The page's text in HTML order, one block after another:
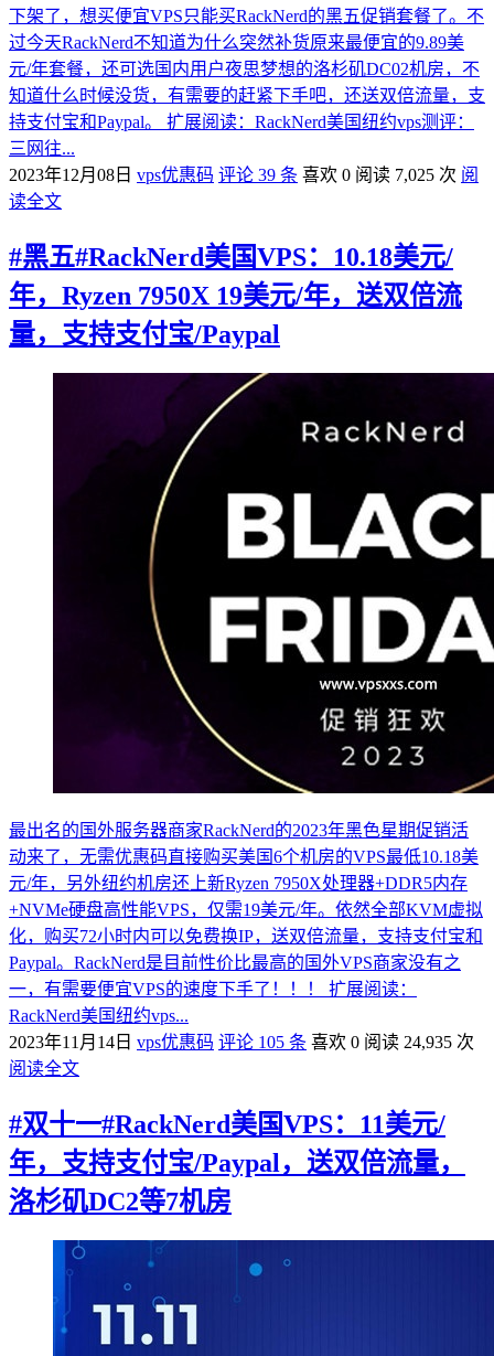
下架了，想买便宜VPS只能买RackNerd的黑五促销套餐了。不
过今天RackNerd不知道为什么突然补货原来最便宜的9.89美
元/年套餐，还可选国内用户夜思梦想的洛杉矶DC02机房，不
知道什么时候没货，有需要的赶紧下手吧，还送双倍流量，支
持支付宝和Paypal。 扩展阅读：RackNerd美国纽约vps测评：
三网往...
2023年12月08日 vps优惠码 评论 39 条 喜欢 0 阅读 7,025 次 阅
读全文
#黑五#RackNerd美国VPS：10.18美元/
年，Ryzen 7950X 19美元/年，送双倍流
量，支持支付宝/Paypal
最出名的国外服务器商家RackNerd的2023年黑色星期促销活
动来了，无需优惠码直接购买美国6个机房的VPS最低10.18美
元/年，另外纽约机房还上新Ryzen 7950X处理器+DDR5内存
+NVMe硬盘高性能VPS，仅需19美元/年。依然全部KVM虚拟
化，购买72小时内可以免费换IP，送双倍流量，支持支付宝和
Paypal。RackNerd是目前性价比最高的国外VPS商家没有之
一，有需要便宜VPS的速度下手了！！！ 扩展阅读：
RackNerd美国纽约vps...
2023年11月14日 vps优惠码 评论 105 条 喜欢 0 阅读 24,935 次
阅读全文
#双十一#RackNerd美国VPS：11美元/
年，支持支付宝/Paypal，送双倍流量，
洛杉矶DC2等7机房